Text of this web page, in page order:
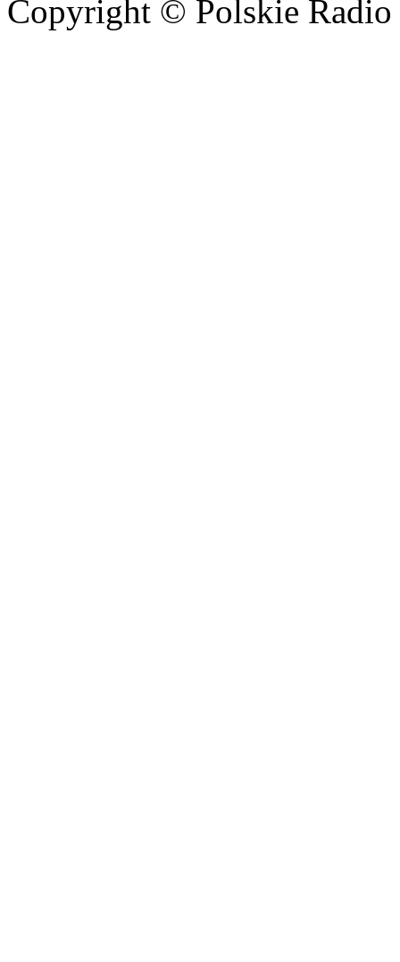
Copyright © Polskie